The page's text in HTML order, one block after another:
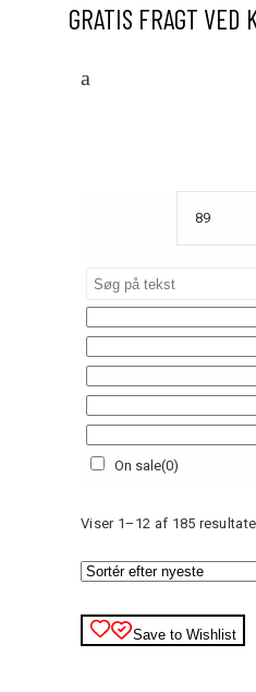
GRATIS FRAGT
On sale(0)
Viser 1–12 af 185
Save to Wishlist